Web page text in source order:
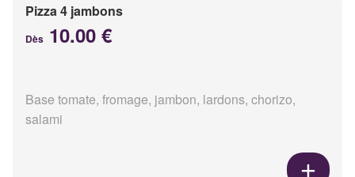
Pizza 4 jambons
Dès 10.00 €
Base tomate, fromage, jambon, lardons, chorizo,
salami